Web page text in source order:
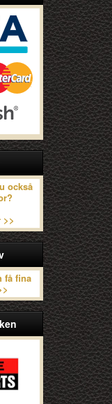
också
få fina